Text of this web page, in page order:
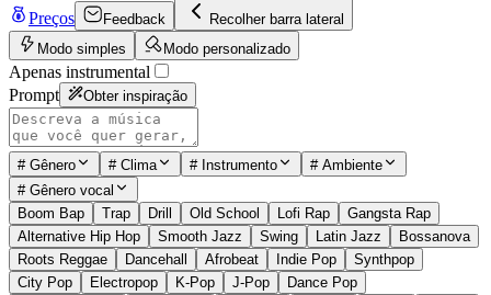
Preços Feedback
Recolher barra lateral
Modo simples
Modo personalizado
Apenas instrumental
Prompt
Obter inspiração
# Gênero # Clima # Instrumento # Ambiente
# Gênero vocal
Boom Bap
Trap Drill Old School Lofi Rap
Gangsta Rap
Alternative Hip Hop
Smooth Jazz Swing Latin Jazz
Bossanova
Roots Reggae
Dancehall Afrobeat Indie Pop
Synthpop
City Pop
Electropop K-Pop J-Pop
Dance Pop